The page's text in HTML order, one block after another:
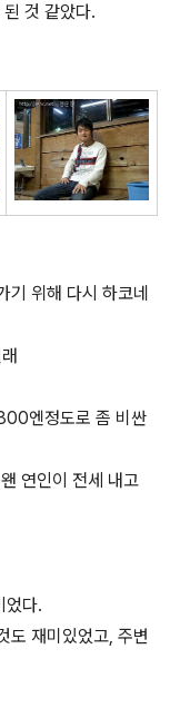
것 같았다.
기 위해 다시 하코네
엔정도로 좀 비싼
연인이 전세 내고
었다.
도 재미있었고, 주변